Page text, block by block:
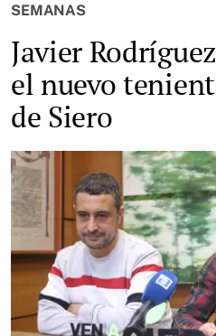
SEMANAS
Javier
el nuevo
de Siero